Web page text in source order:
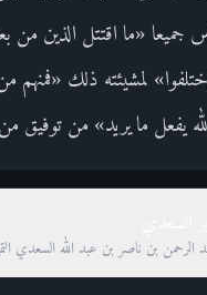
جميعا «ما اقتتل الذين من
لمشيئته ذلك «فمنهم
يفعل ما يريد» من توفيق
الرحمن بن ناصر بن عبد الله السعدي